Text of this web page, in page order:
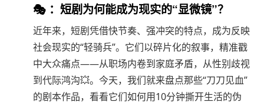
🎭 ：短剧为何能成为现实的“显微镜”？
近年来，短剧凭借快节奏、强冲突的特点，成为反映
社会现实的“轻骑兵”。它们以碎片化的叙事，精准戳
中大众痛点——从职场内卷到家庭矛盾，从性别歧视
到代际鸿沟💥。今天，我们就来盘点那些“刀刀见血”
的剧本作品，看看它们如何用10分钟撕开生活的伪